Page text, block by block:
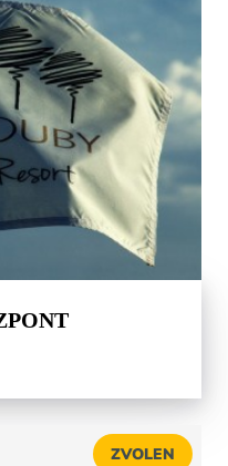
ZVOLEN